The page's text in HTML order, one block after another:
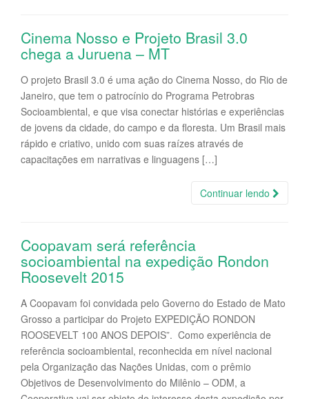
Cinema Nosso e Projeto Brasil 3.0
chega a Juruena – MT
O projeto Brasil 3.0 é uma ação do Cinema Nosso, do Rio de
Janeiro, que tem o patrocínio do Programa Petrobras
Socioambiental, e que visa conectar histórias e experiências
de jovens da cidade, do campo e da floresta. Um Brasil mais
rápido e criativo, unido com suas raízes através de
capacitações em narrativas e linguagens […]
Continuar lendo
Coopavam será referência
socioambiental na expedição Rondon
Roosevelt 2015
A Coopavam foi convidada pelo Governo do Estado de Mato
Grosso a participar do Projeto EXPEDIÇÃO RONDON
ROOSEVELT 100 ANOS DEPOIS”. Como experiência de
referência socioambiental, reconhecida em nível nacional
pela Organização das Nações Unidas, com o prêmio
Objetivos de Desenvolvimento do Milênio – ODM, a